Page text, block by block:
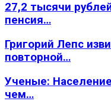
27,2 тысячи
пенсия…
Григорий Лепс
повторной…
Ученые:
чем…